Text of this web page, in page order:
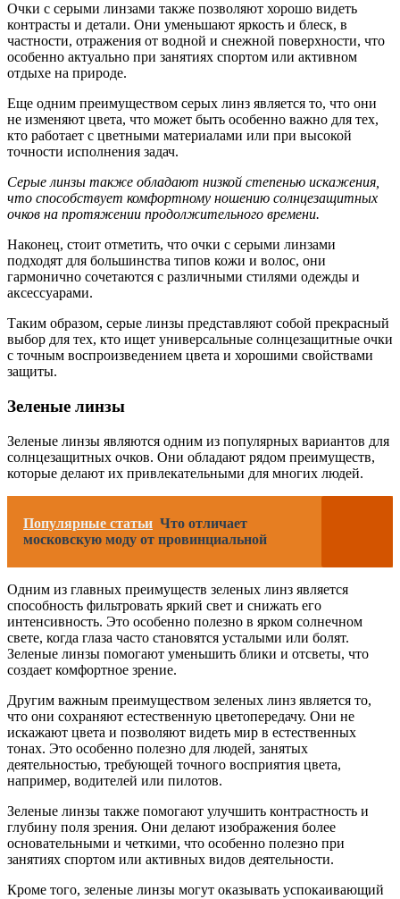
Очки с серыми линзами также позволяют хорошо видеть
контрасты и детали. Они уменьшают яркость и блеск, в
частности, отражения от водной и снежной поверхности, что
особенно актуально при занятиях спортом или активном
отдыхе на природе.
Еще одним преимуществом серых линз является то, что они
не изменяют цвета, что может быть особенно важно для тех,
кто работает с цветными материалами или при высокой
точности исполнения задач.
Серые линзы также обладают низкой степенью искажения,
что способствует комфортному ношению солнцезащитных
очков на протяжении продолжительного времени.
Наконец, стоит отметить, что очки с серыми линзами
подходят для большинства типов кожи и волос, они
гармонично сочетаются с различными стилями одежды и
аксессуарами.
Таким образом, серые линзы представляют собой прекрасный
выбор для тех, кто ищет универсальные солнцезащитные очки
с точным воспроизведением цвета и хорошими свойствами
защиты.
Зеленые линзы
Зеленые линзы являются одним из популярных вариантов для
солнцезащитных очков. Они обладают рядом преимуществ,
которые делают их привлекательными для многих людей.
Популярные статьи Что отличает
московскую моду от провинциальной
Одним из главных преимуществ зеленых линз является
способность фильтровать яркий свет и снижать его
интенсивность. Это особенно полезно в ярком солнечном
свете, когда глаза часто становятся усталыми или болят.
Зеленые линзы помогают уменьшить блики и отсветы, что
создает комфортное зрение.
Другим важным преимуществом зеленых линз является то,
что они сохраняют естественную цветопередачу. Они не
искажают цвета и позволяют видеть мир в естественных
тонах. Это особенно полезно для людей, занятых
деятельностью, требующей точного восприятия цвета,
например, водителей или пилотов.
Зеленые линзы также помогают улучшить контрастность и
глубину поля зрения. Они делают изображения более
основательными и четкими, что особенно полезно при
занятиях спортом или активных видов деятельности.
Кроме того, зеленые линзы могут оказывать успокаивающий